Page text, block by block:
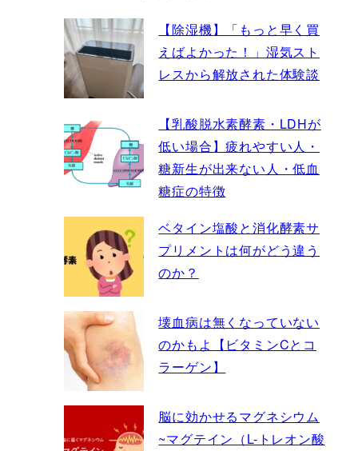
【除湿機】「もっと早く買
えばよかった！」湿気スト
レスから解放された体験談
【乳酸脱水素酵素・LDHが
低い場合】疲れやすい人・
糖新生が出来ない人・低血
糖症の特徴
ベタイン塩酸と消化酵素サ
プリメントは何がどう違う
のか？
壊血病は無くなっていない
のかもよ【ビタミンCとコ
ラーゲン】
脳に効かせるマグネシウム
~マグテイン（L-トレオン酸